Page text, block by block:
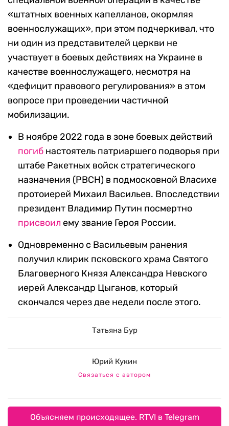
«штатных военных капелланов, окормляя
военнослужащих», при этом подчеркивал, что
ни один из представителей церкви не
участвует в боевых действиях на Украине в
качестве военнослужащего, несмотря на
«дефицит правового регулирования» в этом
вопросе при проведении частичной
мобилизации.
В ноябре 2022 года в зоне боевых действий
погиб настоятель патриаршего подворья при
штабе Ракетных войск стратегического
назначения (РВСН) в подмосковной Власихе
протоиерей Михаил Васильев. Впоследствии
президент Владимир Путин посмертно
присвоил ему звание Героя России.
Одновременно с Васильевым ранения
получил клирик псковского храма Святого
Благоверного Князя Александра Невского
иерей Александр Цыганов, который
скончался через две недели после этого.
Татьяна Бур
Юрий Кукин
Связаться с автором
Объясняем происходящее. RTVI в Telegram